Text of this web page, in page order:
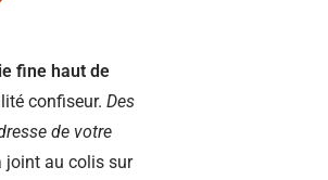
fine haut de
confiseur. Des
de votre
joint au colis sur